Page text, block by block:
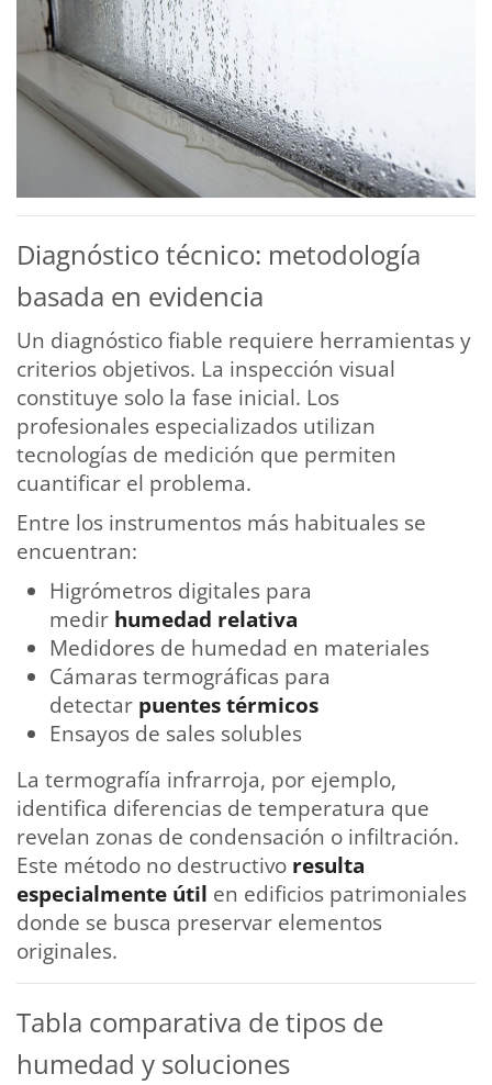
Diagnóstico técnico: metodología
basada en evidencia
Un diagnóstico fiable requiere herramientas y
criterios objetivos. La inspección visual
constituye solo la fase inicial. Los
profesionales especializados utilizan
tecnologías de medición que permiten
cuantificar el problema.
Entre los instrumentos más habituales se
encuentran:
Higrómetros digitales para
medir humedad relativa
Medidores de humedad en materiales
Cámaras termográficas para
detectar puentes térmicos
Ensayos de sales solubles
La termografía infrarroja, por ejemplo,
identifica diferencias de temperatura que
revelan zonas de condensación o infiltración.
Este método no destructivo resulta
especialmente útil en edificios patrimoniales
donde se busca preservar elementos
originales.
Tabla comparativa de tipos de
humedad y soluciones